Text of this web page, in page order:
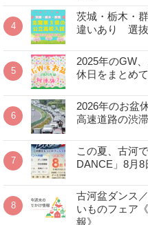
茨城・栃木・
違いあり 選抜
2025年のGW
休日をまとめ
2026年のお盆
高速道路の渋
この夏、古河
DANCE」8月8
古河盆ダンス
いものフェア
報》